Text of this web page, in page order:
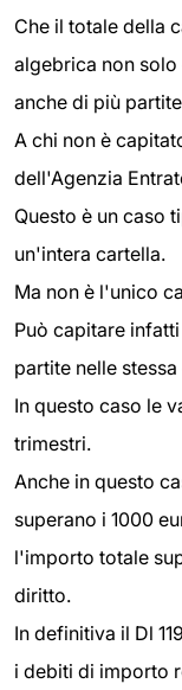
Che il totale della
algebrica non
anche di più
A chi non è
dell'Agenzia
Questo è un caso
un'intera cartella.
Ma non è l'unico
Può capitare
partite nelle
In questo caso le
trimestri.
Anche in questo
superano i 1000
l'importo totale
diritto.
In definitiva il Dl
i debiti di importo